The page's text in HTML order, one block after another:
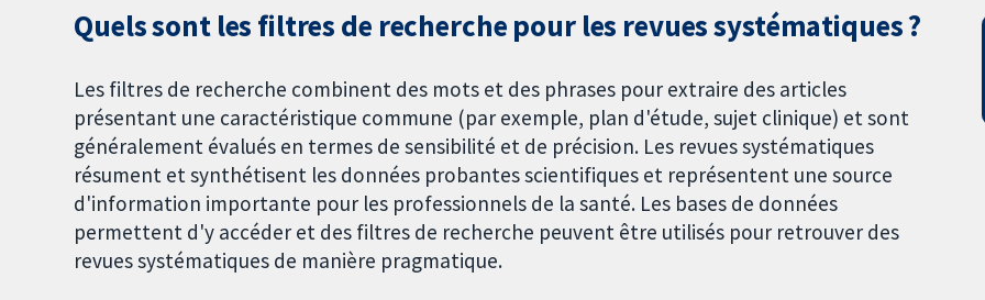
Quels sont les filtres de recherche pour les revues systématiques ?
Les filtres de recherche combinent des mots et des phrases pour extraire des articles
présentant une caractéristique commune (par exemple, plan d'étude, sujet clinique) et sont
généralement évalués en termes de sensibilité et de précision. Les revues systématiques
résument et synthétisent les données probantes scientifiques et représentent une source
d'information importante pour les professionnels de la santé. Les bases de données
permettent d'y accéder et des filtres de recherche peuvent être utilisés pour retrouver des
revues systématiques de manière pragmatique.